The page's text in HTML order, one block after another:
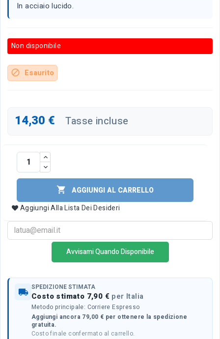
In acciaio lucido.
Non disponibile
block Esaurito
14,30 € Tasse incluse

AGGIUNGI AL CARRELLO
Aggiungi Alla Lista Dei Desideri
Avvisami Quando Disponibile
local_shipping SPEDIZIONE STIMATA
Costo stimato 7,90 € per Italia
Metodo principale: Corriere Espresso
Aggiungi ancora 79,00 € per ottenere la spedizione
gratuita.
Costo finale confermato al carrello.